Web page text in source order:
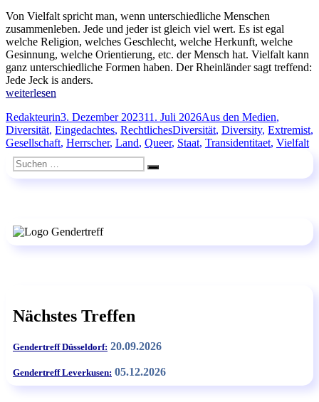
Von Vielfalt spricht man, wenn unterschiedliche Menschen
zusammenleben. Jede und jeder ist gleich viel wert. Es ist egal
welche Religion, welches Geschlecht, welche Herkunft, welche
Gesinnung, welche Orientierung, etc. der Mensch hat. Vielfalt kann
ganz unterschiedliche Formen haben. Der Rheinländer sagt treffend:
Jede Jeck is anders.
„Menschen
du
und
ich“
weiterlesen
Autor
RedakteurinVeröffentlicht
am
3. Dezember 202311. Juli 2026Kategorien
Aus den Medien,
Diversität, Eingedachtes, RechtlichesSchlagwörter
Diversität, Diversity, Extremist,
Gesellschaft, Herrscher, Land, Queer, Staat, Transidentitaet, Vielfalt
Suchen
nach:
Suchen
Nächstes Treffen
Gendertreff Düsseldorf: 20.09.2026
Gendertreff Leverkusen: 05.12.2026